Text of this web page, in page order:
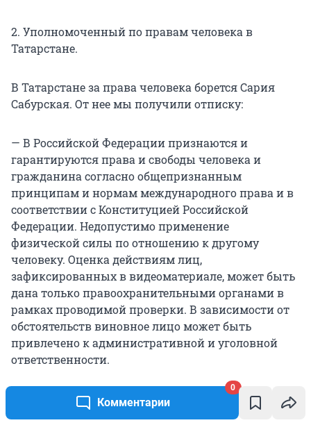
Комментарии
0
2. Уполномоченный по правам человека в
Татарстане.
В Татарстане за права человека борется Сария
Сабурская. От нее мы получили отписку:
— В Российской Федерации признаются и
гарантируются права и свободы человека и
гражданина согласно общепризнанным
принципам и нормам международного права и в
соответствии с Конституцией Российской
Федерации. Недопустимо применение
физической силы по отношению к другому
человеку. Оценка действиям лиц,
зафиксированных в видеоматериале, может быть
дана только правоохранительными органами в
рамках проводимой проверки. В зависимости от
обстоятельств виновное лицо может быть
привлечено к административной и уголовной
ответственности.
3. Уполномоченный по правам человека в